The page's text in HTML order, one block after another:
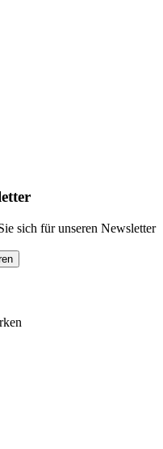
sich für unseren Newsletter